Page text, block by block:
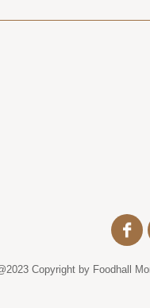
Copyright by Foodhall